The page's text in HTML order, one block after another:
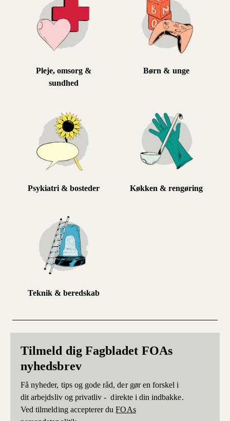
Pleje, omsorg &
sundhed
Børn & unge
Psykiatri & bosteder Køkken & rengøring
Teknik & beredskab
Tilmeld dig Fagbladet FOAs
nyhedsbrev
Få nyheder, tips og gode råd, der gør en forskel i
dit arbejdsliv og privatliv - direkte i din indbakke.
Ved tilmelding accepterer duFOAs